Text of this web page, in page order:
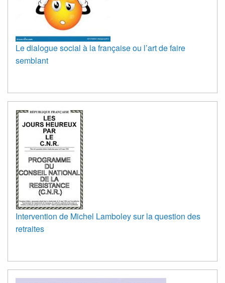
Le dialogue social à la française ou l’art de faire
semblant
Intervention de Michel Lamboley sur la question des
retraites